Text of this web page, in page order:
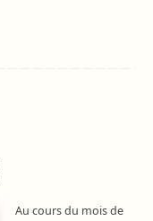
Au cours du mois de